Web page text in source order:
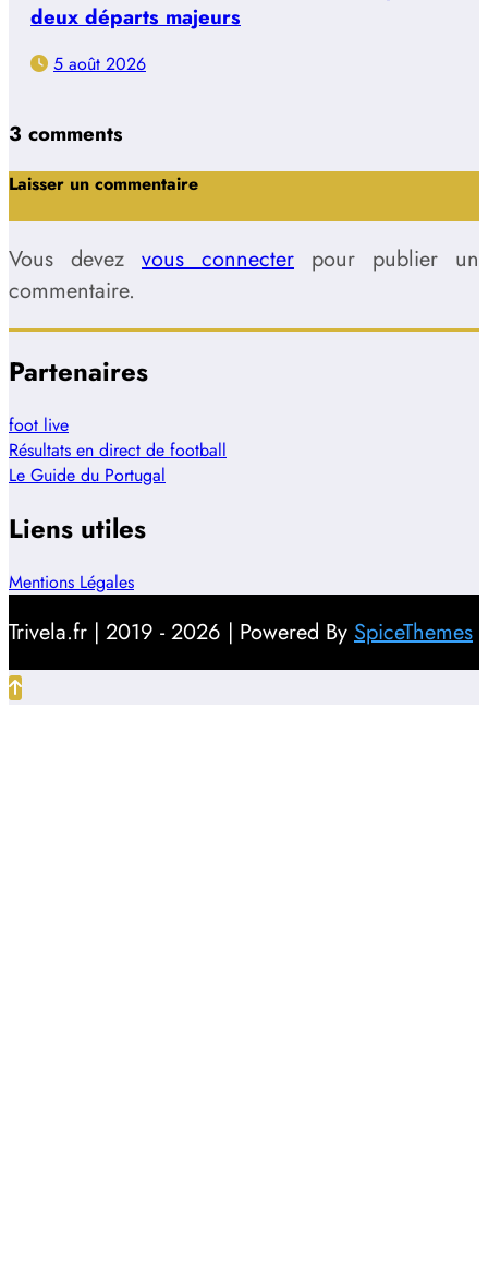
deux départs majeurs
5 août 2026
3 comments
Laisser un commentaire
Vous devez vous connecter pour publier un
commentaire.
Partenaires
foot live
Résultats en direct de football
Le Guide du Portugal
Liens utiles
Mentions Légales
Trivela.fr | 2019 - 2026 | Powered By SpiceThemes